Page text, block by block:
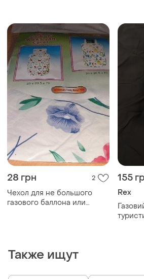
28 грн 2
Чехол для не большого
газового баллона или
155
Rex
Также ищут